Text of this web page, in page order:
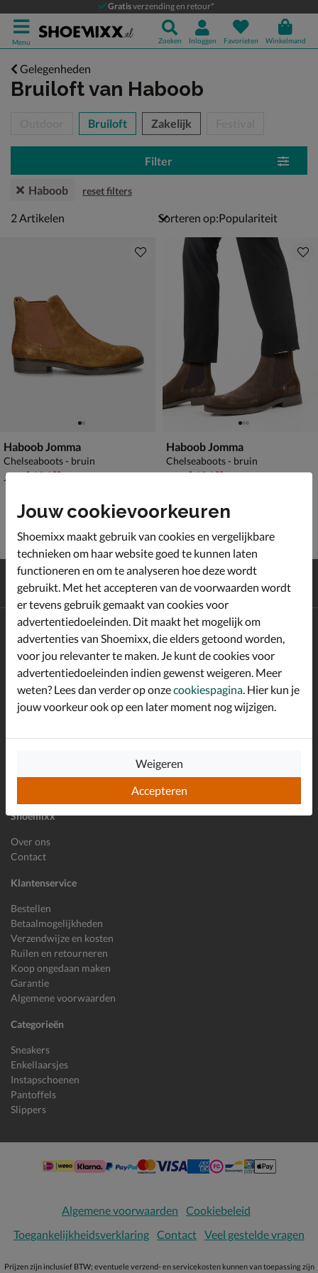
Gratisverzending en retour*
Menu Zoeken Inloggen Favorieten Winkelmand
Gelegenheden
Bruiloftvan Haboob
Bruiloft Zakelijk
Filter
Haboob reset filters
2 artikelen
2Artikelen Sorteren op:
Haboob Jomma
Chelseaboots - bruin
van € 149,99 voor € 104,99
149 104,99
Haboob Jomma
Chelseaboots - bruin
van € 149,99 voor € 104,99
104,99
Gratisverzending en retour*
Achterafbetalen
Shoemixx
Over ons
Contact
Klantenservice
Bestellen
Betaalmogelijkheden
Verzendwijze en kosten
Ruilen en retourneren
Koop ongedaan maken
Garantie
Algemene voorwaarden
Categorieën
Sneakers
Enkellaarsjes
Instapschoenen
Pantoffels
Slippers
Altijd op de hoogte zijn?
Schrijf je in voor de Shoemixx nieuwsbrief en ontvang €10,-
welkomstkorting!*
E-mailadres
Algemene voorwaarden
Cookiebeleid
Toegankelijkheidsverklaring Contact Veel gestelde vragen
Prijzen zijn inclusief BTW; eventuele verzend- en servicekosten kunnen van toepassing zijn
Jouw cookievoorkeuren
Shoemixx maakt gebruik van cookies en vergelijkbare
technieken om haar website goed te kunnen laten
functioneren en om te analyseren hoe deze wordt
gebruikt. Met het accepteren van de voorwaarden wordt
er tevens gebruik gemaakt van cookies voor
advertentiedoeleinden. Dit maakt het mogelijk om
advertenties van Shoemixx, die elders getoond worden,
voor jou relevanter te maken. Je kunt de cookies voor
advertentiedoeleinden indien gewenst weigeren. Meer
weten? Lees dan verder op onzecookiespagina . Hier kun je
jouw voorkeur ook op een later moment nog wijzigen.
Accepteren
Weigeren